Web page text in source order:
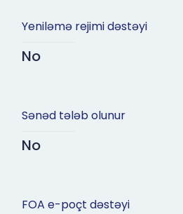
Yeniləmə rejimi dəstəyi
No
Sənəd tələb olunur
No
FOA e-poçt dəstəyi